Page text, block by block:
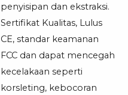
penyisipan dan ekstraksi.
Sertifikat Kualitas, Lulus
CE, standar keamanan
FCC dan dapat mencegah
kecelakaan seperti
korsleting, kebocoran